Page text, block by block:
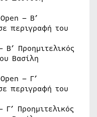
– Β’
περιγραφή του
Προημιτελικός
Βασίλη
– Γ’
περιγραφή του
Προημιτελικός